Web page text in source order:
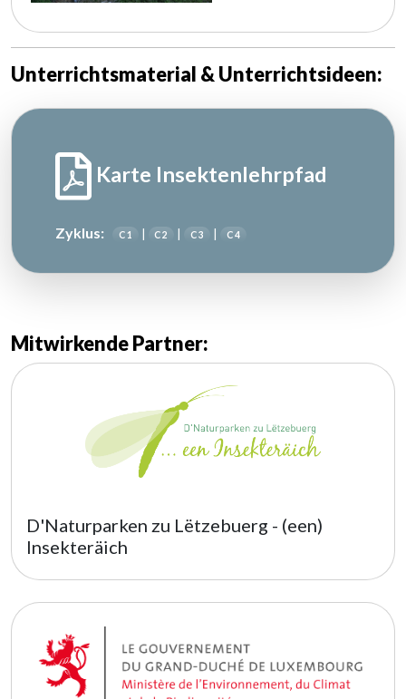
Unterrichtsmaterial & Unterrichtsideen:
Karte Insektenlehrpfad
Zyklus: C 1 | C 2 | C 3 | C 4
Mitwirkende Partner:
D'Naturparken zu Lëtzebuerg - (een)
Insekteräich